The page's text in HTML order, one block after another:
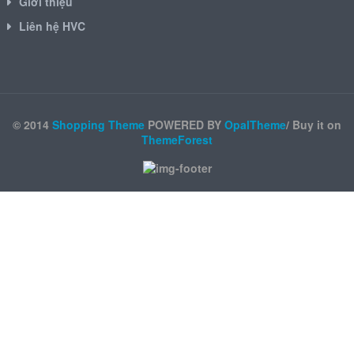
Liên hệ HVC
© 2014 Shopping Theme POWERED BY OpalTheme/ Buy it on
ThemeForest